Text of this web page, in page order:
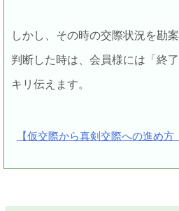
しかし、その時の交際状況を勘
判断した時は、会員様には「終
キリ伝えます。
【仮交際から真剣交際への進め